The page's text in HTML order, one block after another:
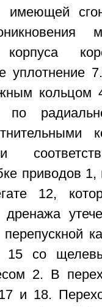
имеющей
уплотнение
кольцом
приводов 1,
12,
15 со
2. В
и 18.